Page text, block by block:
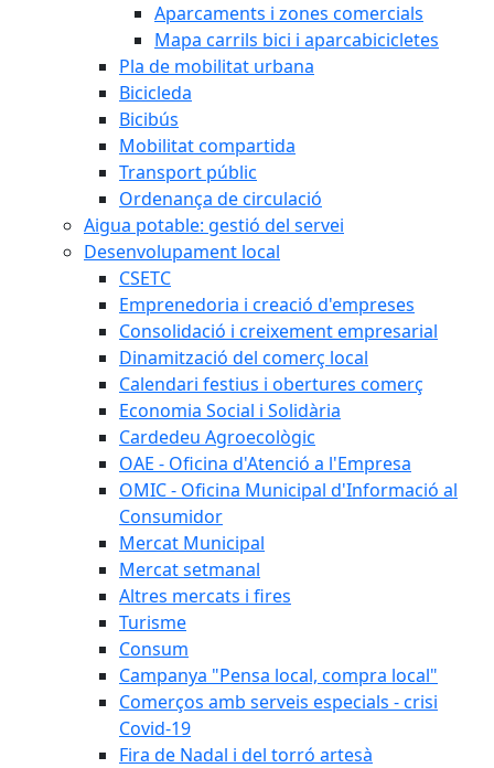
Aparcaments i zones comercials
Mapa carrils bici i aparcabicicletes
Pla de mobilitat urbana
Bicicleda
Bicibús
Mobilitat compartida
Transport públic
Ordenança de circulació
Aigua potable: gestió del servei
Desenvolupament local
CSETC
Emprenedoria i creació d'empreses
Consolidació i creixement empresarial
Dinamització del comerç local
Calendari festius i obertures comerç
Economia Social i Solidària
Cardedeu Agroecològic
OAE - Oficina d'Atenció a l'Empresa
OMIC - Oficina Municipal d'Informació al
Consumidor
Mercat Municipal
Mercat setmanal
Altres mercats i fires
Turisme
Consum
Campanya "Pensa local, compra local"
Comerços amb serveis especials - crisi
Covid-19
Fira de Nadal i del torró artesà